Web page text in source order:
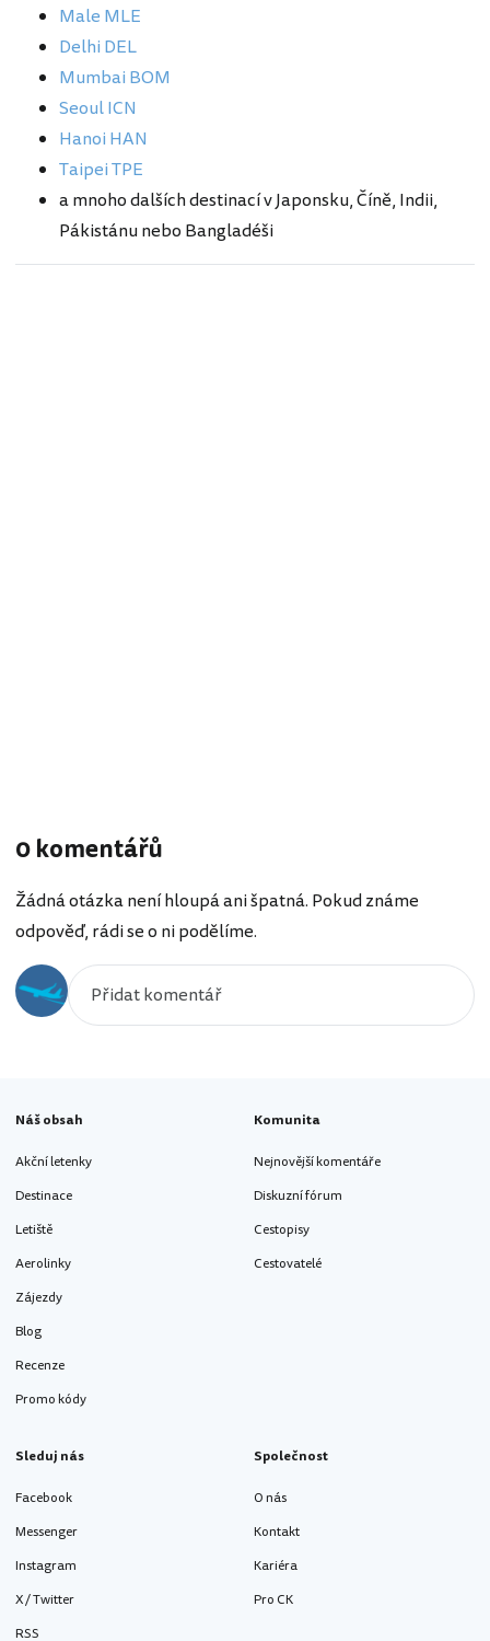
Male MLE
Delhi DEL
Mumbai BOM
Seoul ICN
Hanoi HAN
Taipei TPE
a mnoho dalších destinací v Japonsku, Číně, Indii,
Pákistánu nebo Bangladéši
0 komentářů
Žádná otázka není hloupá ani špatná. Pokud známe
odpověď, rádi se o ni podělíme.
Náš obsah
Akční letenky
Destinace
Letiště
Aerolinky
Zájezdy
Blog
Recenze
Promo kódy
Komunita
Nejnovější komentáře
Diskuzní fórum
Cestopisy
Cestovatelé
Sleduj nás
Facebook
Messenger
Instagram
X / Twitter
RSS
Společnost
O nás
Kontakt
Kariéra
Pro CK